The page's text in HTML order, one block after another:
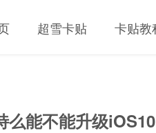
超雪卡贴 卡贴教
能不能升级iOS10